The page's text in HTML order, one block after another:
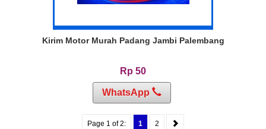
Kirim Motor Murah Padang Jambi Palembang
Rp 50
WhatsApp
Page 1 of 2: 1 2